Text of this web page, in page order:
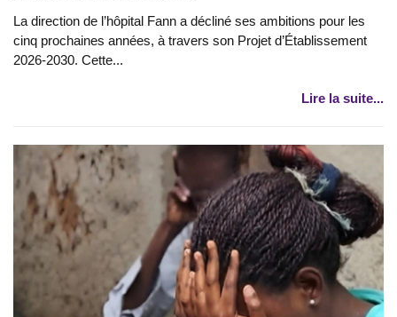
La direction de l’hôpital Fann a décliné ses ambitions pour les
cinq prochaines années, à travers son Projet d’Établissement
2026-2030. Cette...
Lire la suite...